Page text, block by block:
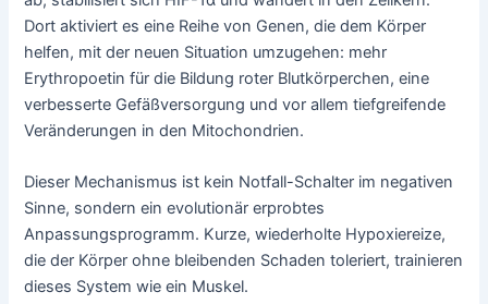
Dort aktiviert es eine Reihe von Genen, die dem Körper
helfen, mit der neuen Situation umzugehen: mehr
Erythropoetin für die Bildung roter Blutkörperchen, eine
verbesserte Gefäßversorgung und vor allem tiefgreifende
Veränderungen in den Mitochondrien.
Dieser Mechanismus ist kein Notfall-Schalter im negativen
Sinne, sondern ein evolutionär erprobtes
Anpassungsprogramm. Kurze, wiederholte Hypoxiereize,
die der Körper ohne bleibenden Schaden toleriert, trainieren
dieses System wie ein Muskel.